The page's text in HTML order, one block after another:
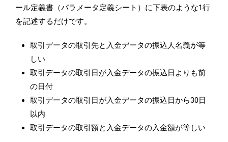
ール定義書（パラメータ定義シート）に下表のような1行
を記述するだけです。
取引データの取引先と入金データの振込人名義が等
しい
取引データの取引日が入金データの振込日よりも前
の日付
取引データの取引日が入金データの振込日から30日
以内
取引データの取引額と入金データの入金額が等しい